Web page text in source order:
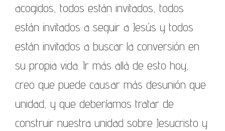
acogidos, todos están invitados, todos
están invitados a seguir a Jesús y todos
están invitados a buscar la conversión en
su propia vida. Ir más allá de esto hoy,
creo que puede causar más desunión que
unidad, y que deberíamos tratar de
construir nuestra unidad sobre Jesucristo y